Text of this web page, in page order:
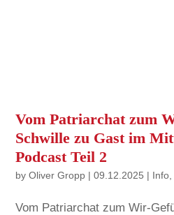
Vom Patriarchat zum
Schwille zu Gast im
Podcast Teil 2
byOliver Gropp |09.12.2025 | Info
Vom Patriarchat zum Wir-